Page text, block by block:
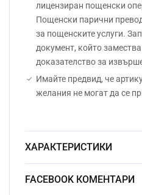
лицензиран пощенски
Пощенски парични
за пощенските услуги.
документ, който
доказателство за
Имайте предвид, че
желания не могат да се
ХАРАКТЕРИСТИКИ
Материал: Стъкло
FACEBOOK КОМЕНТАРИ